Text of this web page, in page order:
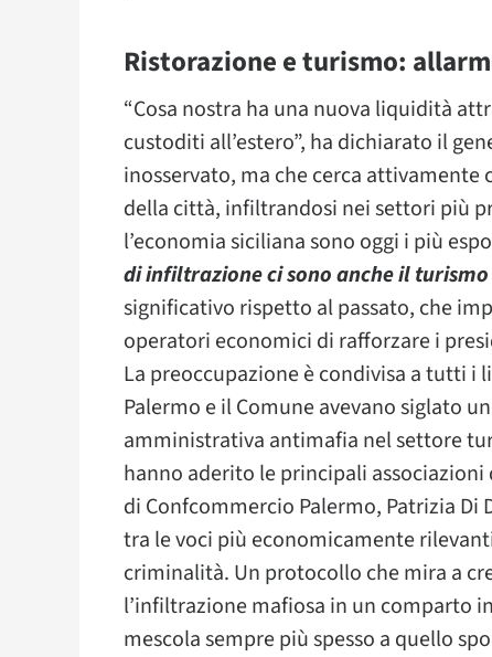
Ristorazione e turismo:
“Cosa nostra ha una nuova liquidità
custoditi all’estero”, ha dichiarato il
inosservato, ma che cerca
della città, infiltrandosi nei settori più
l’economia siciliana sono oggi i più
di infiltrazione ci sono anche il
significativo rispetto al passato, che
operatori economici di rafforzare i
La preoccupazione è condivisa a tutti i
Palermo e il Comune avevano siglato
amministrativa antimafia nel settore
hanno aderito le principali
di Confcommercio Palermo, Patrizia
tra le voci più economicamente
criminalità. Un protocollo che mira a
l’infiltrazione mafiosa in un comparto
mescola sempre più spesso a quello